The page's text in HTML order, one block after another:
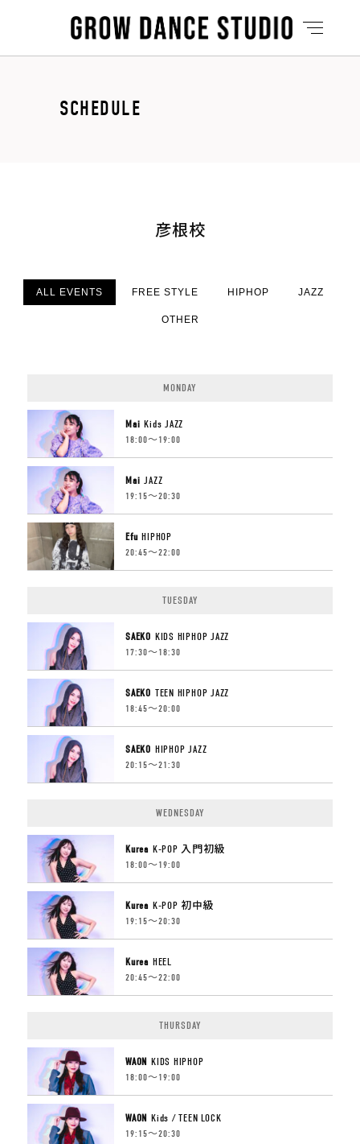
SCHEDULE
彦根校
ALL EVENTS FREE STYLE HIPHOP JAZZ
OTHER
MONDAY
Mai Kids JAZZ
18:00〜19:00
Mai JAZZ
19:15〜20:30
Efu HIPHOP
20:45〜22:00
TUESDAY
SAEKO KIDS HIPHOP JAZZ
17:30〜18:30
SAEKO TEEN HIPHOP JAZZ
18:45〜20:00
SAEKO HIPHOP JAZZ
20:15〜21:30
WEDNESDAY
Kurea K-POP 入門初級
18:00〜19:00
Kurea K-POP 初中級
19:15〜20:30
Kurea HEEL
20:45〜22:00
THURSDAY
WAON KIDS HIPHOP
18:00〜19:00
WAON Kids / TEEN LOCK
19:15〜20:30